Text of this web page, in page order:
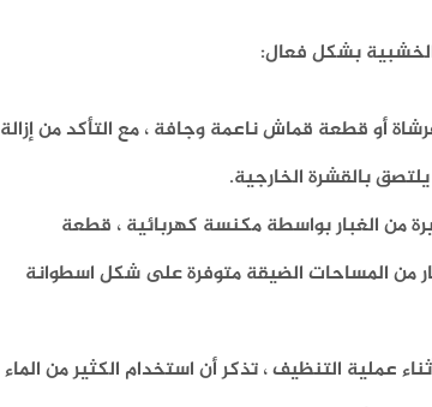
بشكل فعال:
أو قطعة قماش ناعمة وجافة ، مع التأكد من إزالة
بالقشرة الخارجية.
من الغبار بواسطة مكنسة كهربائية ، قطعة
من المساحات الضيقة متوفرة على شكل اسطوانة
عملية التنظيف ، تذكر أن استخدام الكثير من الماء